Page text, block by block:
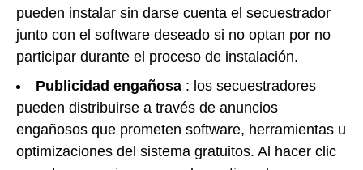
pueden instalar sin darse cuenta el secuestrador
junto con el software deseado si no optan por no
participar durante el proceso de instalación.
Publicidad engañosa : los secuestradores
pueden distribuirse a través de anuncios
engañosos que prometen software, herramientas u
optimizaciones del sistema gratuitos. Al hacer clic